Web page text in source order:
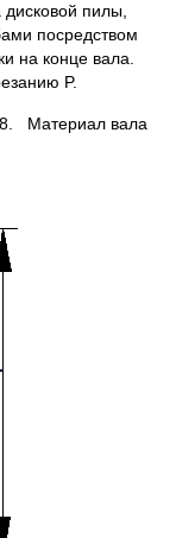
пилы,
посредством
на конце вала.
P.
Материал вала